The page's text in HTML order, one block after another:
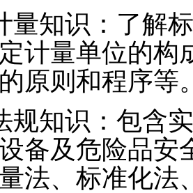
量知识：了解
计量单位的构
原则和程序等
规知识：包含
备及危险品安
法、标准化法